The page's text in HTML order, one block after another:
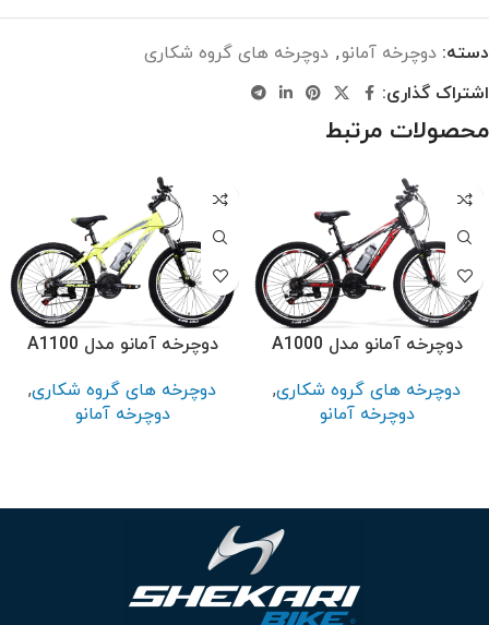
دسته: دوچرخه آمانو, دوچرخه های گروه شکاری
اشتراک گذاری:
محصولات مرتبط
دوچرخه آمانو مدل A1000
دوچرخه های گروه شکاری,
دوچرخه آمانو
دوچرخه آمانو مدل A1100
دوچرخه های گروه شکاری,
دوچرخه آمانو